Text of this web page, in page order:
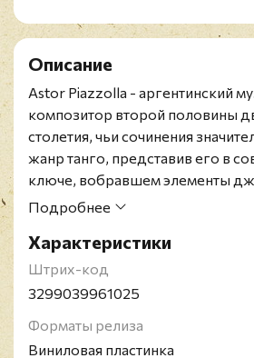
Описание
Astor Piazzolla - аргентинский
композитор второй половины
столетия, чьи сочинения
жанр танго, представив его в
ключе, вобравшем элементы
классической музыки,
известен как мастер игры
произведения часто исполнял с
музыкальными коллективами.
Астор).
Подробнее
Характеристики
Штрих-код
3299039961025
Форматы релиза
Виниловая пластинка